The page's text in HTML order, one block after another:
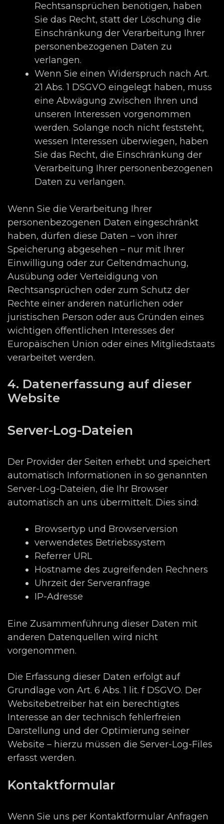
Rechtsansprüchen benötigen, haben
Sie das Recht, statt der Löschung die
Einschränkung der Verarbeitung Ihrer
personenbezogenen Daten zu
verlangen.
Wenn Sie einen Widerspruch nach Art.
21 Abs. 1 DSGVO eingelegt haben, muss
eine Abwägung zwischen Ihren und
unseren Interessen vorgenommen
werden. Solange noch nicht feststeht,
wessen Interessen überwiegen, haben
Sie das Recht, die Einschränkung der
Verarbeitung Ihrer personenbezogenen
Daten zu verlangen.
Wenn Sie die Verarbeitung Ihrer
personenbezogenen Daten eingeschränkt
haben, dürfen diese Daten – von ihrer
Speicherung abgesehen – nur mit Ihrer
Einwilligung oder zur Geltendmachung,
Ausübung oder Verteidigung von
Rechtsansprüchen oder zum Schutz der
Rechte einer anderen natürlichen oder
juristischen Person oder aus Gründen eines
wichtigen öffentlichen Interesses der
Europäischen Union oder eines Mitgliedstaats
verarbeitet werden.
4. Datenerfassung auf dieser
Website
Server-Log-Dateien
Der Provider der Seiten erhebt und speichert
automatisch Informationen in so genannten
Server-Log-Dateien, die Ihr Browser
automatisch an uns übermittelt. Dies sind:
Browsertyp und Browserversion
verwendetes Betriebssystem
Referrer URL
Hostname des zugreifenden Rechners
Uhrzeit der Serveranfrage
IP-Adresse
Eine Zusammenführung dieser Daten mit
anderen Datenquellen wird nicht
vorgenommen.
Die Erfassung dieser Daten erfolgt auf
Grundlage von Art. 6 Abs. 1 lit. f DSGVO. Der
Websitebetreiber hat ein berechtigtes
Interesse an der technisch fehlerfreien
Darstellung und der Optimierung seiner
Website – hierzu müssen die Server-Log-Files
erfasst werden.
Kontaktformular
Wenn Sie uns per Kontaktformular Anfragen